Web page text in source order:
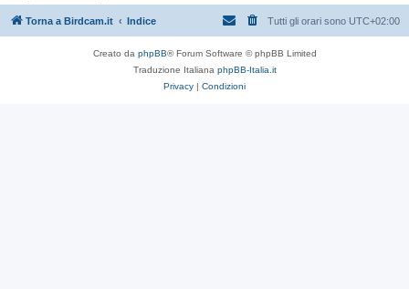
Torna a Birdcam.it Indice Tutti gli orari sono UTC+02:00
Creato da phpBB® Forum Software © phpBB Limited
Traduzione Italiana phpBB-Italia.it
Privacy | Condizioni